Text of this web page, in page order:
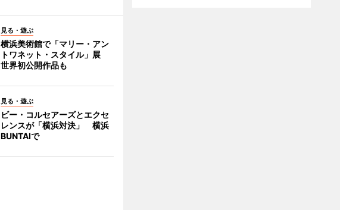
見る・遊ぶ
横浜美術館で「マリー・アン
トワネット・スタイル」展
世界初公開作品も
見る・遊ぶ
ビー・コルセアーズとエクセ
レンスが「横浜対決」 横浜
BUNTAIで